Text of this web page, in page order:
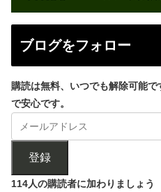
ブログをフォロー
購読は無料、いつでも解除可能
で安心です。
登録
114人の購読者に加わりましょう